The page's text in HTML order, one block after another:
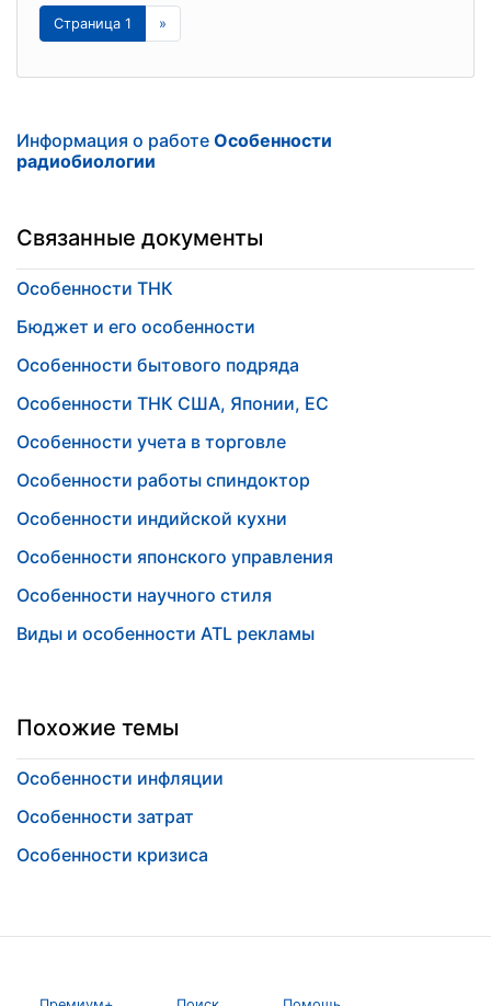
Страница 1 »
Информация о работе Особенности
радиобиологии
Связанные документы
Особенности ТНК
Бюджет и его особенности
Особенности бытового подряда
Особенности ТНК США, Японии, ЕС
Особенности учета в торговле
Особенности работы спиндоктор
Особенности индийской кухни
Особенности японского управления
Особенности научного стиля
Виды и особенности ATL рекламы
Похожие темы
Особенности инфляции
Особенности затрат
Особенности кризиса